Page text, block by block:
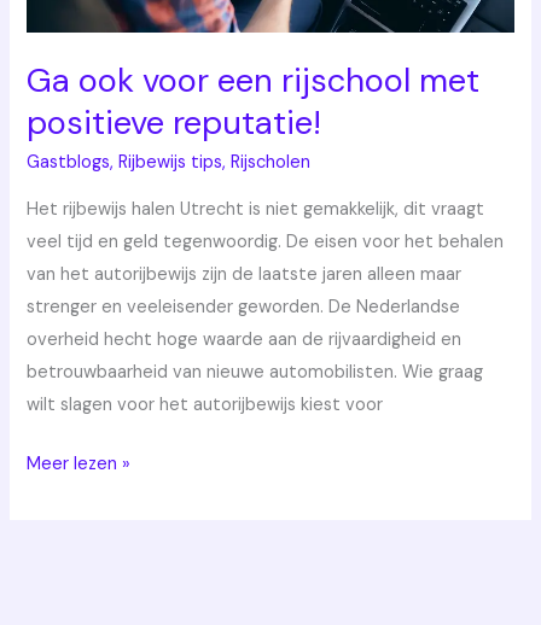
Ga ook voor een rijschool met
positieve reputatie!
Gastblogs,Rijbewijs tips,Rijscholen
Het rijbewijs halen Utrecht is niet gemakkelijk, dit vraagt
veel tijd en geld tegenwoordig. De eisen voor het behalen
van het autorijbewijs zijn de laatste jaren alleen maar
strenger en veeleisender geworden. De Nederlandse
overheid hecht hoge waarde aan de rijvaardigheid en
betrouwbaarheid van nieuwe automobilisten. Wie graag
wilt slagen voor het autorijbewijs kiest voor
Meer lezen »